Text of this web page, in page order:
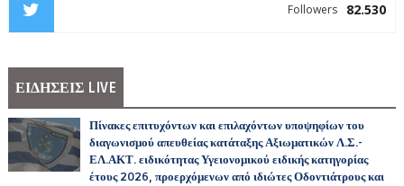
82.530
Followers
ΕΙΔΗΣΕΙΣ LIVE
Πίνακες επιτυχόντων και επιλαχόντων υποψηφίων του
διαγωνισμού απευθείας κατάταξης Αξιωματικών Λ.Σ.-
ΕΛ.ΑΚΤ. ειδικότητας Υγειονομικού ειδικής κατηγορίας
έτους 2026, προερχόμενων από ιδιώτες Οδοντιάτρους και